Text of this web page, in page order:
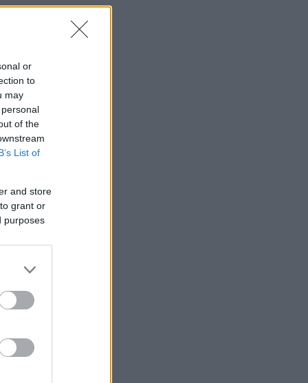
or
to
may
of the
List of
and store
grant or
purposes